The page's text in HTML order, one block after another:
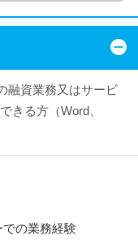
資業務又はサービ
きる方（Word、
の業務経験